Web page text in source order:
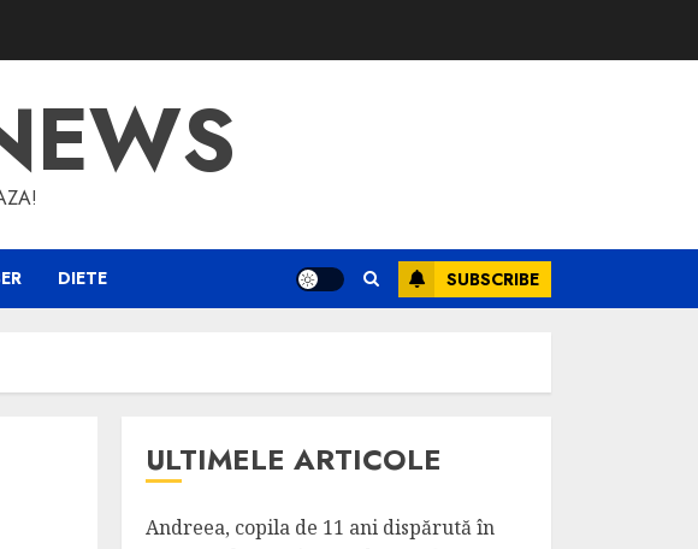
DIETE SUBSCRIBE
ULTIMELE ARTICOLE
Andreea, copila de 11 ani dispărută în